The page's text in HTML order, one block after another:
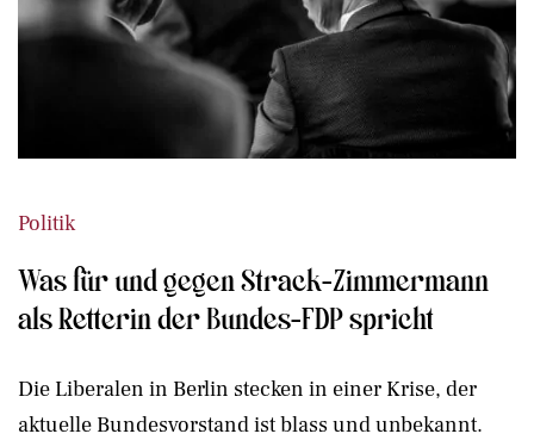
Politik
Was für und gegen Strack-Zimmermann
als Retterin der Bundes-FDP spricht
Die Liberalen in Berlin stecken in einer Krise, der
aktuelle Bundesvorstand ist blass und unbekannt.